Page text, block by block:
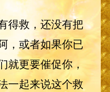
得救，还没有把
，或者如果你已
就更要催促你，
一起来说这个救